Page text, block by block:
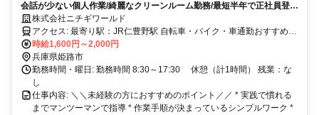
会話が少ない個人作業/綺麗なクリーンルーム勤務/最短半年で正社員登用
あり株式会社ニチギワールド
アクセス: 最寄り駅：JR仁豊野駅 自転車・バイク・車通勤おすすめ！
駐車場あり（無料）
時給1,600円～2,000円
兵庫県姫路市
勤務時間・曜日: ​勤務時間 8:30～17:30 休憩（計1時間） 残業：な
し
仕事内容: ＼＼未経験の方におすすめのポイント／／ * 実践で慣れる
までマンツーマンで指導 * 作業手順が決まっているシンプルワーク *